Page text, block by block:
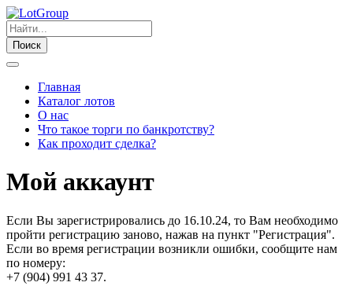
Поиск
Главная
Каталог лотов
О нас
Что такое торги по банкротству?
Как проходит сделка?
Мой аккаунт
Если Вы зарегистрировались до 16.10.24, то Вам необходимо
пройти регистрацию заново, нажав на пункт "Регистрация".
Если во время регистрации возникли ошибки, сообщите нам
по номеру:
+7 (904) 991 43 37.